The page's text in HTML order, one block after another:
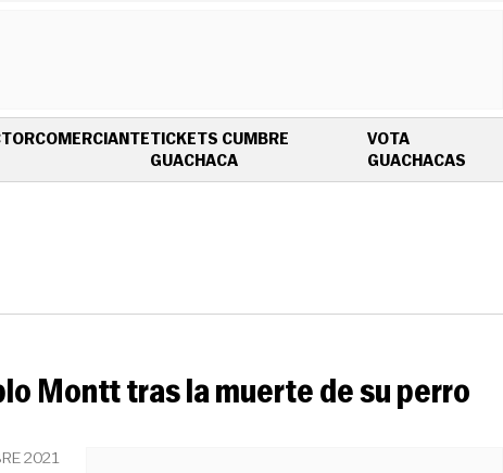
COMERCIANTETICKETS CUMBRE
GUACHACAOPENS IN NEW WINDOW
VOTA
GUACHACAS
Montt tras la muerte de su perro
2021